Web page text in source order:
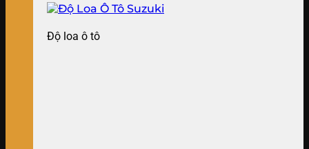
Độ loa ô tô